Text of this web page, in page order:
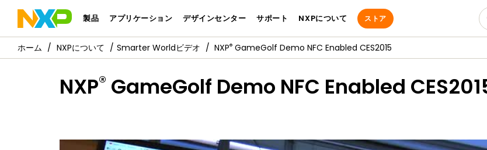
製品 アプリケーション デザインセンター サポート NXPについて ストア
NXPについて Smarter Worldビデオ NXP® GameGolf Demo NFC Enabled CES2015
NXP® GameGolf Demo NFC Enabled